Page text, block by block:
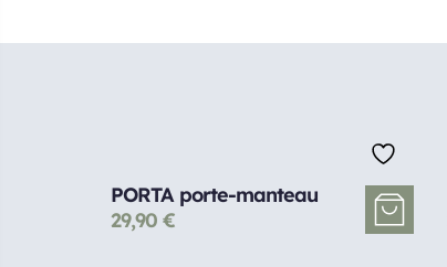
PORTA porte-manteau
29,90 €